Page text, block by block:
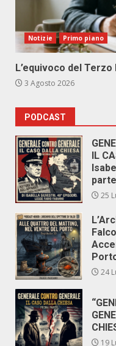
Notizie Primo piano
L’equivoco del
3 Agosto 2026
PODCAST
IL
parte
25
24
19